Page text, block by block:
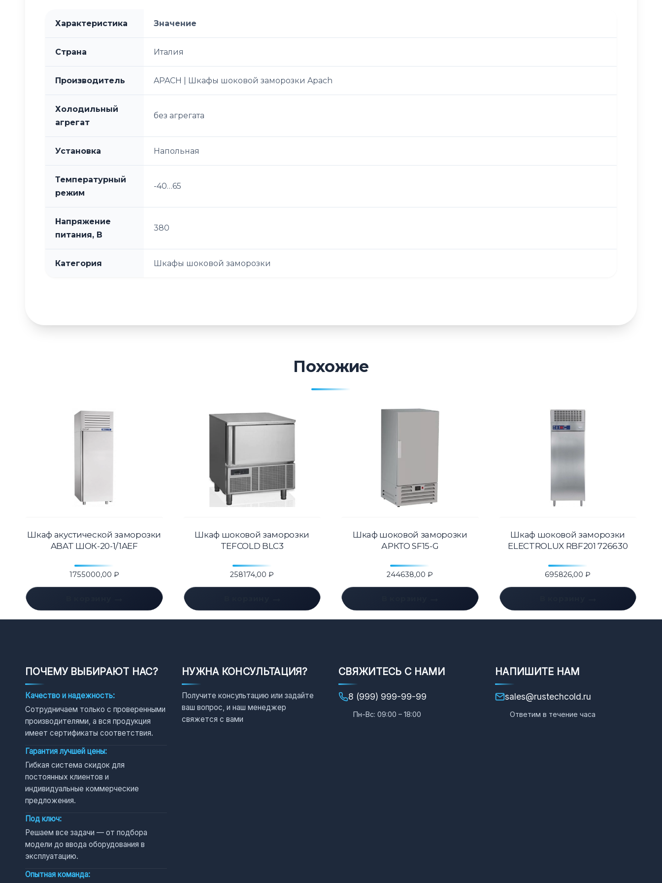
Характеристика Значение
Страна Италия
Производитель APACH | Шкафы шоковой заморозки Apach
Холодильный
агрегат
без агрегата
Установка Напольная
Температурный
режим
-40…65
Напряжение
питания, В
380
Категория Шкафы шоковой заморозки
Похожие
Шкаф акустической заморозки
ABAT ШОК-20-1/1AEF
1755000,00 ₽
Шкаф шоковой заморозки
TEFCOLD BLC3
258174,00₽
Шкаф шоковой заморозки
АРКТО SF15-G
244638,00₽
Шкаф шоковой заморозки
ELECTROLUX RBF201 726630
695826,00₽
ПОЧЕМУ ВЫБИРАЮТ НАС?
Качество и надежность:
Сотрудничаем только с проверенными
производителями, а вся продукция
имеет сертификаты соответствия.
Гарантия лучшей цены:
Гибкая система скидок для
постоянных клиентов и
индивидуальные коммерческие
предложения.
Под ключ:
Решаем все задачи — от подбора
модели до ввода оборудования в
эксплуатацию.
Опытная команда:
НУЖНА КОНСУЛЬТАЦИЯ?
Получите консультацию или задайте
ваш вопрос, и наш менеджер
свяжется с вами
СВЯЖИТЕСЬ С НАМИ
8 (999) 999-99-99
Пн-Вс: 09:00 – 18:00
НАПИШИТЕ НАМ
sales@rustechcold.ru
Ответим в течение часа